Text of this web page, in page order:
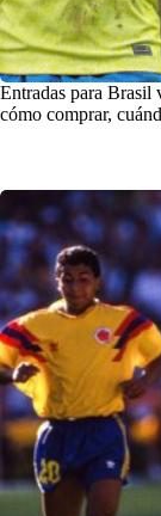
Entradas para Brasil
cómo comprar,